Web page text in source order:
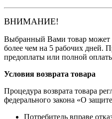
ВНИМАНИЕ!
Выбранный Вами товар может
более чем на 5 рабочих дней.
предоплаты или полной
Условия возврата товара
Процедура возврата товара
федерального закона «О
Потребитель вправе